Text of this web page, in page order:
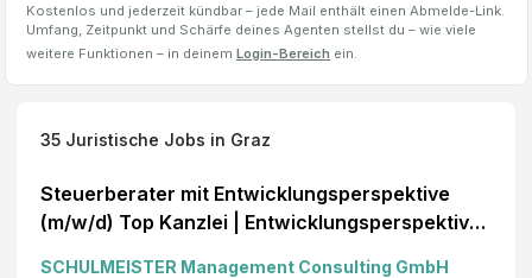
Kostenlos und jederzeit kündbar – jede Mail enthält einen Abmelde-Link.
Umfang, Zeitpunkt und Schärfe deines Agenten stellst du – wie viele
weitere Funktionen – in deinem Login-Bereich ein.
35 Juristische Jobs in Graz
Steuerberater mit Entwicklungsperspektive
(m/w/d) Top Kanzlei | Entwicklungsperspektive
SCHULMEISTER Management Consulting GmbH